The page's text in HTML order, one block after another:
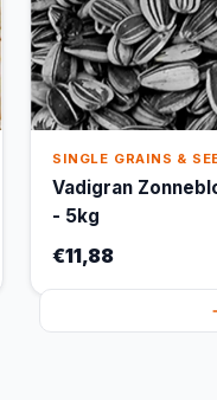
SINGLE GRAINS &
Vadigran
- 5kg
€11,88